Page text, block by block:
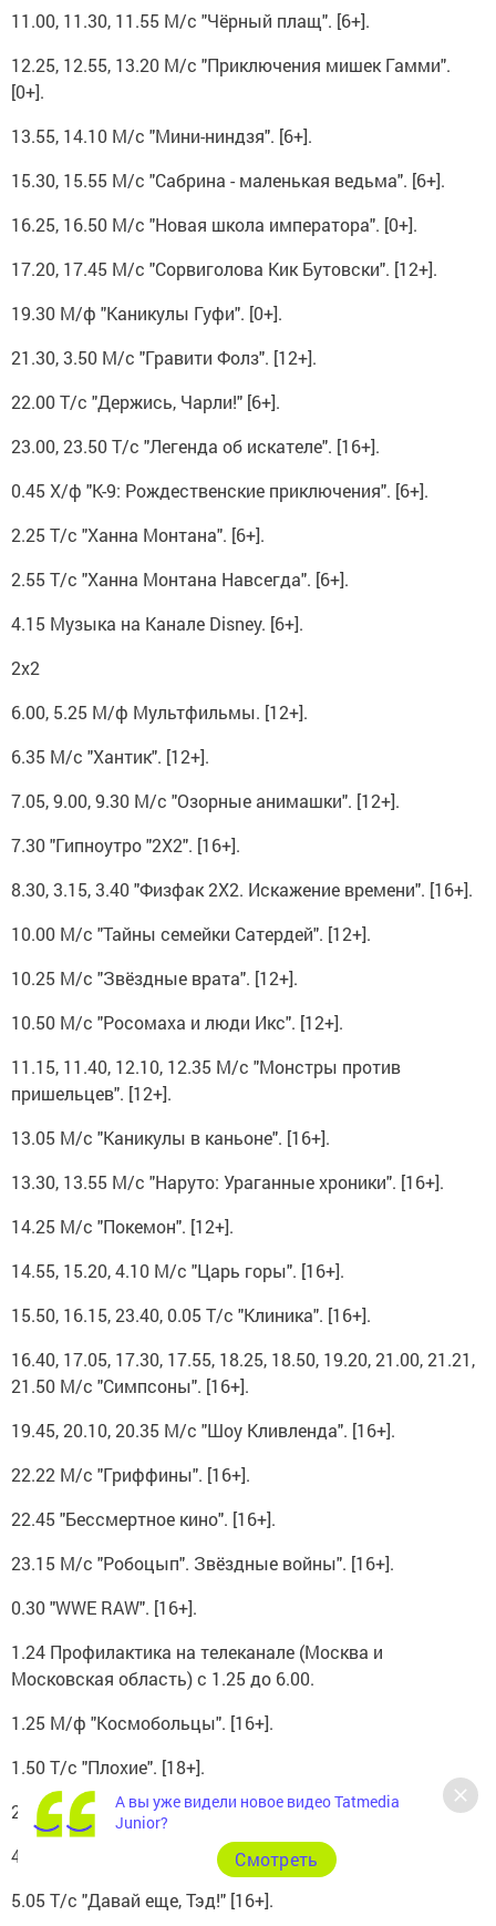
11.00, 11.30, 11.55 М/с "Чёрный плащ". [6+].
12.25, 12.55, 13.20 М/с "Приключения мишек Гамми".
[0+].
13.55, 14.10 М/с "Мини-ниндзя". [6+].
15.30, 15.55 М/с "Сабрина - маленькая ведьма". [6+].
16.25, 16.50 М/с "Новая школа императора". [0+].
17.20, 17.45 М/с "Сорвиголова Кик Бутовски". [12+].
19.30 М/ф "Каникулы Гуфи". [0+].
21.30, 3.50 М/с "Гравити Фолз". [12+].
22.00 Т/с "Держись, Чарли!" [6+].
23.00, 23.50 Т/с "Легенда об искателе". [16+].
0.45 Х/ф "К-9: Рождественские приключения". [6+].
2.25 Т/с "Ханна Монтана". [6+].
2.55 Т/с "Ханна Монтана Навсегда". [6+].
4.15 Музыка на Канале Disney. [6+].
2х2
6.00, 5.25 М/ф Мультфильмы. [12+].
6.35 М/с "Хантик". [12+].
7.05, 9.00, 9.30 М/с "Озорные анимашки". [12+].
7.30 "Гипноутро "2Х2". [16+].
8.30, 3.15, 3.40 "Физфак 2Х2. Искажение времени". [16+].
10.00 М/с "Тайны семейки Сатердей". [12+].
10.25 М/с "Звёздные врата". [12+].
10.50 М/с "Росомаха и люди Икс". [12+].
11.15, 11.40, 12.10, 12.35 М/с "Монстры против
пришельцев". [12+].
13.05 М/с "Каникулы в каньоне". [16+].
13.30, 13.55 М/с "Наруто: Ураганные хроники". [16+].
14.25 М/с "Покемон". [12+].
14.55, 15.20, 4.10 М/с "Царь горы". [16+].
15.50, 16.15, 23.40, 0.05 Т/с "Клиника". [16+].
16.40, 17.05, 17.30, 17.55, 18.25, 18.50, 19.20, 21.00, 21.21,
21.50 М/с "Симпсоны". [16+].
19.45, 20.10, 20.35 М/с "Шоу Кливленда". [16+].
22.22 М/с "Гриффины". [16+].
22.45 "Бессмертное кино". [16+].
23.15 М/с "Робоцып". Звёздные войны". [16+].
0.30 "WWE RAW". [16+].
1.24 Профилактика на телеканале (Москва и
Московская область) с 1.25 до 6.00.
1.25 М/ф "Космобольцы". [16+].
1.50 Т/с "Плохие". [18+].
2.50 Т/с "Пятничный ужин". [16+].
4.35 Т/с "Везунчик Сэм". [16+].
5.05 Т/с "Давай еще, Тэд!" [16+].
А вы уже видели новое видео Tatmedia
Junior?
Cмотреть